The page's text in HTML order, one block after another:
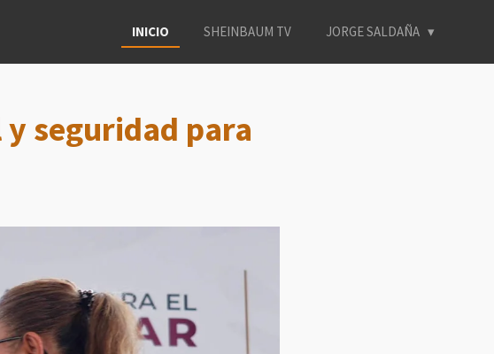
INICIO SHEINBAUM TV JORGE SALDAÑA
seguridad para